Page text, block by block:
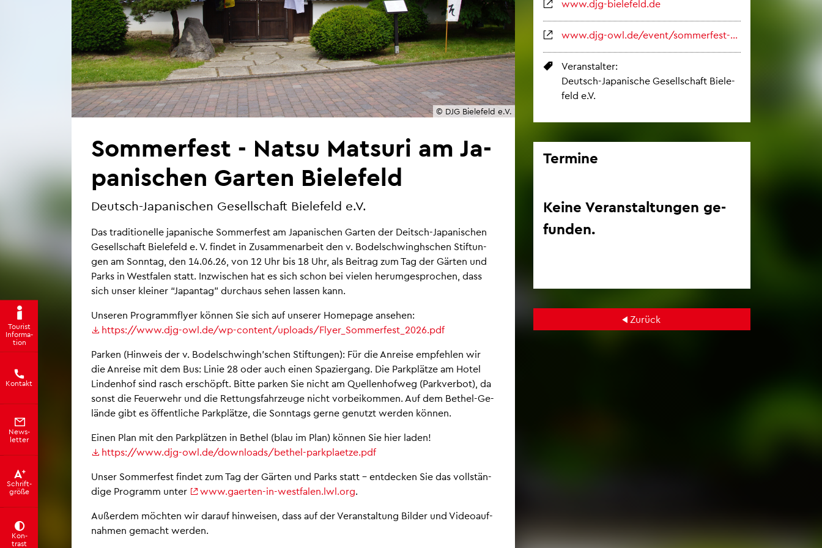
Tou­rist
In­for­ma­
ti­on
Kon­takt
News­
let­ter
Schrift­
grö­ße
Kon­
trast
© DJG Bie­le­feld e.V.
Som­mer­fest - Natsu Matsu­ri am Ja­
pa­ni­schen Gar­ten Bie­le­feld
Deutsch-Ja­pa­ni­schen Ge­sell­schaft Bie­le­feld e.V.
Das tra­di­tio­nel­le ja­pa­ni­sche Som­mer­fest am Ja­pa­ni­schen Gar­ten der Deitsch-Ja­pa­ni­schen
Ge­sell­schaft Bie­le­feld e. V. fin­det in Zu­sam­men­ar­beit den v. Bo­del­schwingh­schen Stif­tun­
gen am Sonn­tag, den 14.06.26, von 12 Uhr bis 18 Uhr, als Bei­trag zum Tag der Gär­ten und
Parks in West­fa­len statt. In­zwi­schen hat es sich schon bei vie­len her­um­ge­spro­chen, dass
sich unser klei­ner “Ja­pan­tag” durch­aus sehen las­sen kann.
Un­se­ren Pro­gramm­fly­er kön­nen Sie sich auf un­se­rer Home­page an­se­hen:
https://​www.​djg-​owl.​de/​wp-​content/​uploads/​Flyer_​Sommerfest_​2026.​pdf
Par­ken (Hin­weis der v. Bo­del­schwingh’schen Stif­tun­gen): Für die An­rei­se emp­feh­len wir
die An­rei­se mit dem Bus: Linie 28 oder auch einen Spa­zier­gang. Die Park­plät­ze am Hotel
Lin­den­hof sind rasch er­schöpft. Bitte par­ken Sie nicht am Quel­len­hof­weg (Park­ver­bot), da
sonst die Feu­er­wehr und die Ret­tungs­fahr­zeu­ge nicht vor­bei­kom­men. Auf dem Be­thel-Ge­
län­de gibt es öf­fent­li­che Park­plät­ze, die Sonn­tags gerne ge­nutzt wer­den kön­nen.
Einen Plan mit den Park­plät­zen in Be­thel (blau im Plan) kön­nen Sie hier laden!
https://​www.​djg-​owl.​de/​downloads/​bethel-​parkplaetze.​pdf
Unser Som­mer­fest fin­det zum Tag der Gär­ten und Parks statt – ent­de­cken Sie das voll­stän­
di­ge Pro­gramm unter
www.​gaerten-​in-​westfalen.​lwl.​org.
Au­ßer­dem möch­ten wir dar­auf hin­wei­sen, dass auf der Ver­an­stal­tung Bil­der und Vi­deo­auf­
nah­men ge­macht wer­den.
www.​djg-​bielefeld.​de
www.​djg-​owl.​de/​event/​sommerfest-​natsu-​matsuri-​am-​japanischen-​garten-​bielefeld-​2026/
Ver­an­stal­ter:
Deutsch-Ja­pa­ni­sche Ge­sell­schaft Bie­le­
feld e.V.
Ter­mi­ne
Keine Ver­an­stal­tun­gen ge­
fun­den.
Zu­rück